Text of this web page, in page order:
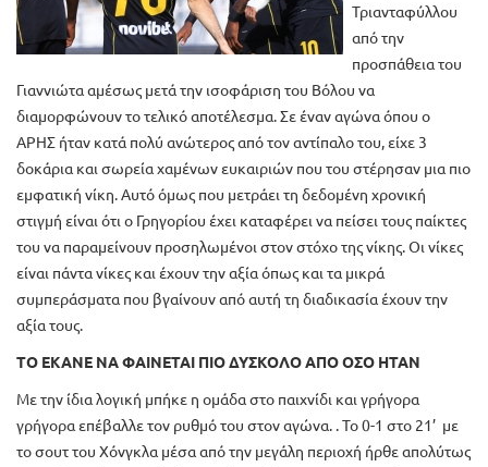
Τριανταφύλλου
από την
προσπάθεια του
Γιαννιώτα αμέσως μετά την ισοφάριση του Βόλου να
διαμορφώνουν το τελικό αποτέλεσμα. Σε έναν αγώνα όπου ο
ΑΡΗΣ ήταν κατά πολύ ανώτερος από τον αντίπαλο του, είχε 3
δοκάρια και σωρεία χαμένων ευκαιριών που του στέρησαν μια πιο
εμφατική νίκη. Αυτό όμως που μετράει τη δεδομένη χρονική
στιγμή είναι ότι ο Γρηγορίου έχει καταφέρει να πείσει τους παίκτες
του να παραμείνουν προσηλωμένοι στον στόχο της νίκης. Οι νίκες
είναι πάντα νίκες και έχουν την αξία όπως και τα μικρά
συμπεράσματα που βγαίνουν από αυτή τη διαδικασία έχουν την
αξία τους.
ΤΟ ΕΚΑΝΕ ΝΑ ΦΑΙΝΕΤΑΙ ΠΙΟ ΔΥΣΚΟΛΟ ΑΠΟ ΟΣΟ ΗΤΑΝ
Με την ίδια λογική μπήκε η ομάδα στο παιχνίδι και γρήγορα
γρήγορα επέβαλλε τον ρυθμό του στον αγώνα. . Το 0-1 στο 21’ με
το σουτ του Χόνγκλα μέσα από την μεγάλη περιοχή ήρθε απολύτως